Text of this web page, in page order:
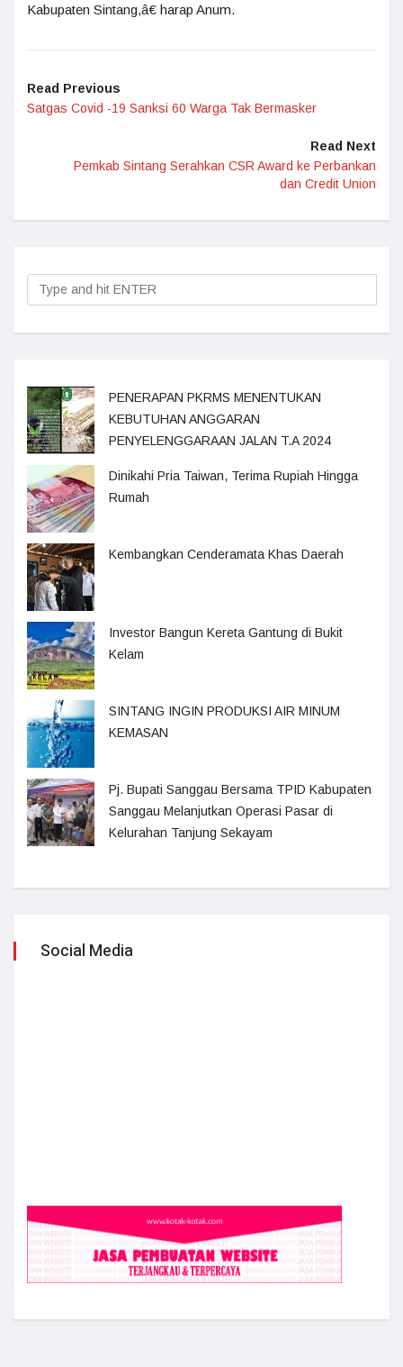
Kabupaten Sintang,â€ harap Anum.
Read Previous
Satgas Covid -19 Sanksi 60 Warga Tak Bermasker
Read Next
Pemkab Sintang Serahkan CSR Award ke Perbankan
dan Credit Union
PENERAPAN PKRMS MENENTUKAN
KEBUTUHAN ANGGARAN
PENYELENGGARAAN JALAN T.A 2024
Dinikahi Pria Taiwan, Terima Rupiah Hingga
Rumah
Kembangkan Cenderamata Khas Daerah
Investor Bangun Kereta Gantung di Bukit
Kelam
SINTANG INGIN PRODUKSI AIR MINUM
KEMASAN
Pj. Bupati Sanggau Bersama TPID Kabupaten
Sanggau Melanjutkan Operasi Pasar di
Kelurahan Tanjung Sekayam
Social Media